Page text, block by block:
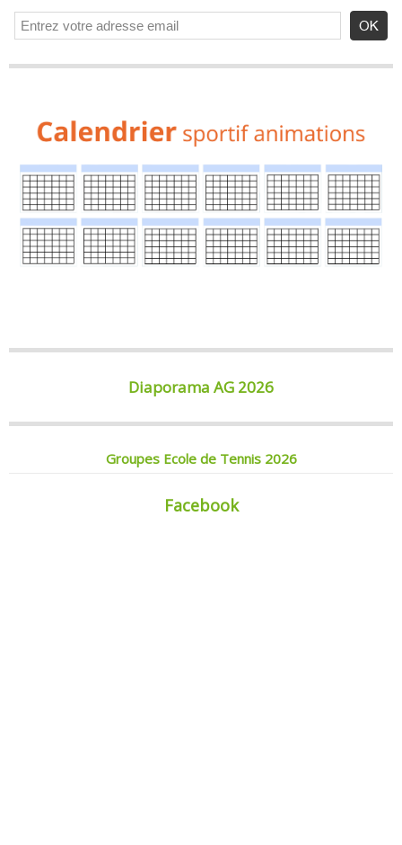
Diaporama AG 2026
Groupes Ecole de Tennis 2026
Facebook